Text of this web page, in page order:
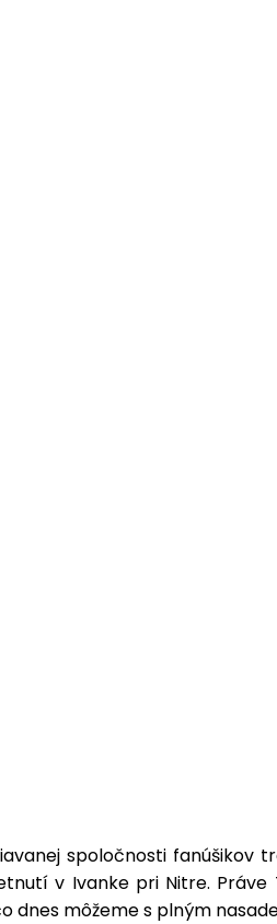
spoločnosti fanúšikov
v Ivanke pri Nitre.
môžeme s plným